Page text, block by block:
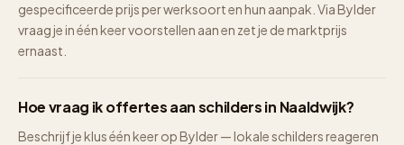
gespecificeerde prijs per werksoort en hun aanpak. Via Bylder
vraag je in één keer voorstellen aan en zet je de marktprijs
ernaast.
Hoe vraag ik offertes aan schilders in Naaldwijk?
Beschrijf je klus één keer op Bylder — lokale schilders reageren